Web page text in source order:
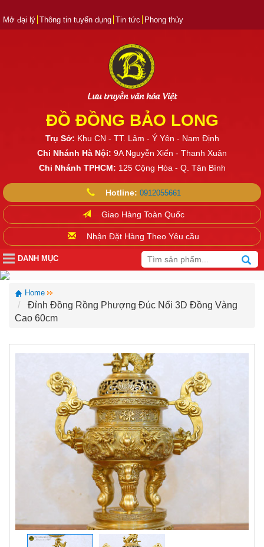
Mở đại lý Thông tin tuyển dụng Tin tức Phong thủy
Lưu truyền văn hóa Việt
ĐỒ ĐỒNG BẢO LONG
Trụ Sở: Khu CN - TT. Lâm - Ý Yên - Nam Định
Chi Nhánh Hà Nội: 9A Nguyễn Xiển - Thanh Xuân
Chi Nhánh TPHCM: 125 Cộng Hòa - Q. Tân Bình
Hotline: 0912055661
Giao Hàng Toàn Quốc
Nhận Đặt Hàng Theo Yêu cầu
DANH MỤC
Home
Đỉnh Đồng Rồng Phượng Đúc Nổi 3D Đồng Vàng
Cao 60cm